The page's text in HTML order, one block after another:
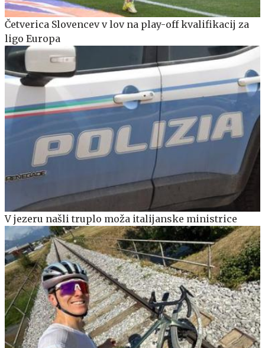
Četverica Slovencev v lov na play-off kvalifikacij za
ligo Europa
V jezeru našli truplo moža italijanske ministrice